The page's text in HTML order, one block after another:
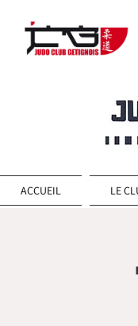
ACCUEIL LE